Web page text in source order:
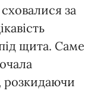
за
щита. Саме
розкидаючи